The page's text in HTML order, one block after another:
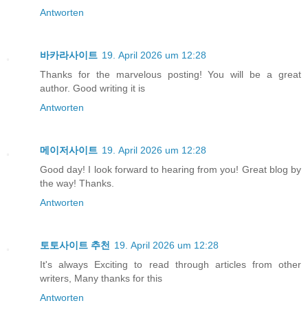
Antworten
바카라사이트 19. April 2026 um 12:28
Thanks for the marvelous posting! You will be a great
author. Good writing it is
Antworten
메이저사이트 19. April 2026 um 12:28
Good day! I look forward to hearing from you! Great blog by
the way! Thanks.
Antworten
토토사이트 추천 19. April 2026 um 12:28
It's always Exciting to read thrоugh articles fгom other
writers, Many thanks for this
Antworten